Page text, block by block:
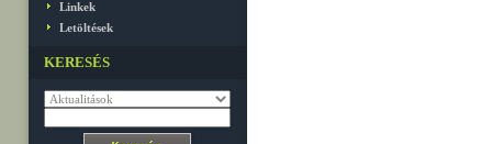
Linkek
Letöltések
KERESÉS